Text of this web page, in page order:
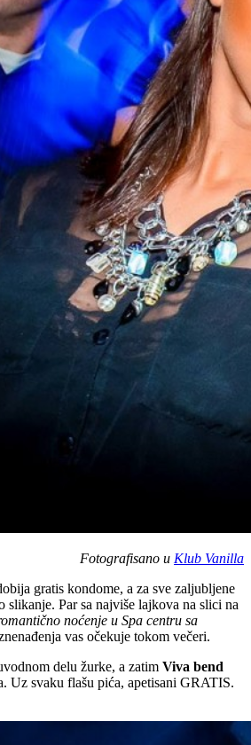
Fotografisano u Klub Vanilla
gratis kondome, a za sve zaljubljene
slikanje. Par sa najviše lajkova na slici na
noćenje u Spa centru sa
vas očekuje tokom večeri.
delu žurke, a zatim Viva bend
Uz svaku flašu pića, apetisani GRATIS.